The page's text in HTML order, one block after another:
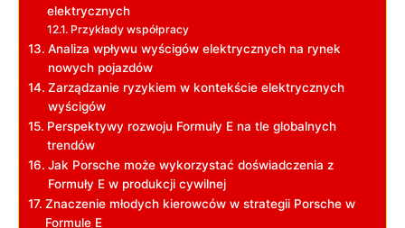
elektrycznych
Przykłady współpracy
Analiza wpływu wyścigów elektrycznych na rynek
nowych pojazdów
Zarządzanie ryzykiem w kontekście elektrycznych
wyścigów
Perspektywy rozwoju Formuły E na tle globalnych
trendów
Jak Porsche może wykorzystać doświadczenia z
Formuły E w produkcji cywilnej
Znaczenie młodych kierowców w strategii Porsche w
Formule E